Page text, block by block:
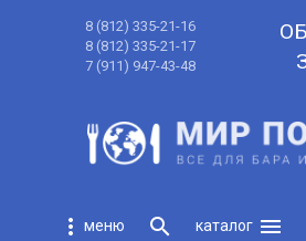
8 (812) 335-21-16
8 (812) 335-21-17
7 (911) 947-43-48
more_vert search
menu